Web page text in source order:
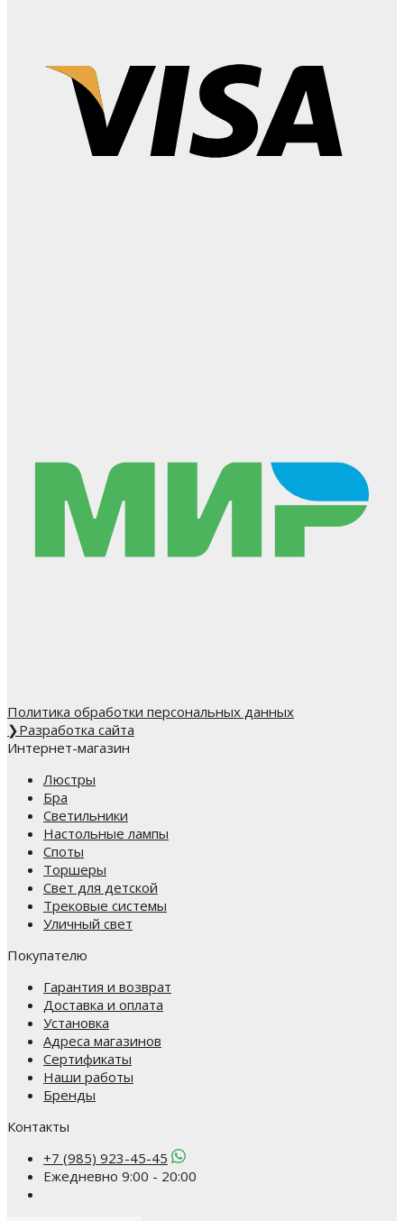
Политика обработки персональных данных
❯Разработка сайта
Интернет-магазин
Люстры
Бра
Светильники
Настольные лампы
Споты
Торшеры
Свет для детской
Трековые системы
Уличный свет
Покупателю
Гарантия и возврат
Доставка и оплата
Установка
Адреса магазинов
Сертификаты
Наши работы
Бренды
Контакты
+7 (985) 923-45-45
Ежедневно 9:00 - 20:00